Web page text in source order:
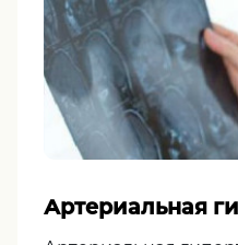
Артериальная